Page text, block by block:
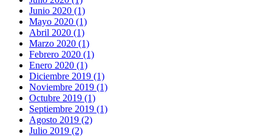
Junio 2020 (1)
Mayo 2020 (1)
Abril 2020 (1)
Marzo 2020 (1)
Febrero 2020 (1)
Enero 2020 (1)
Diciembre 2019 (1)
Noviembre 2019 (1)
Octubre 2019 (1)
Septiembre 2019 (1)
Agosto 2019 (2)
Julio 2019 (2)